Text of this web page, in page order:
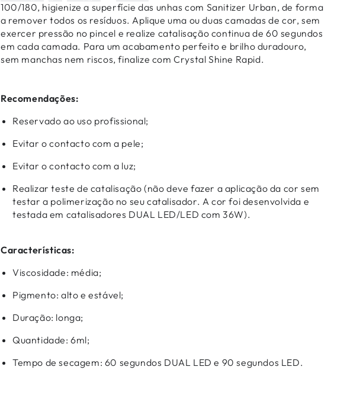
100/180, higienize a superfície das unhas com Sanitizer Urban, de forma
a remover todos os resíduos. Aplique uma ou duas camadas de cor, sem
exercer pressão no pincel e realize catalisação continua de 60 segundos
em cada camada. Para um acabamento perfeito e brilho duradouro,
sem manchas nem riscos, finalize com Crystal Shine Rapid.
Recomendações:
Reservado ao uso profissional;
Evitar o contacto com a pele;
Evitar o contacto com a luz;
Realizar teste de catalisação (não deve fazer a aplicação da cor sem
testar a polimerização no seu catalisador. A cor foi desenvolvida e
testada em catalisadores DUAL LED/LED com 36W).
Características:
Viscosidade: média;
Pigmento: alto e estável;
Duração: longa;
Quantidade: 6ml;
Tempo de secagem: 60 segundos DUAL LED e 90 segundos LED.